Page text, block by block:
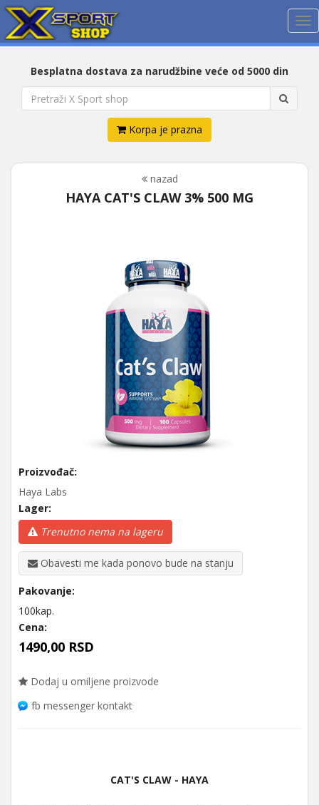
Besplatna dostava za narudžbine veće od 5000 din
Korpa je prazna
nazad
HAYA CAT'S CLAW 3% 500 MG
Proizvođač:
Haya Labs
Lager:
Trenutno nema na lageru
Obavesti me kada ponovo bude na stanju
Pakovanje:
100kap.
Cena:
1490,00 RSD
Dodaj u omiljene proizvode
fb messenger kontakt
CAT'S CLAW - HAYA